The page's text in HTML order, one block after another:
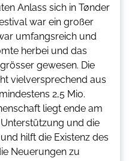
Anlass sich in Tønder
war ein großer
umfangsreich und
herbei und das
gewesen. Die
vielversprechend aus
2,5 Mio.
liegt ende am
und die
hilft die Existenz des
Neuerungen zu